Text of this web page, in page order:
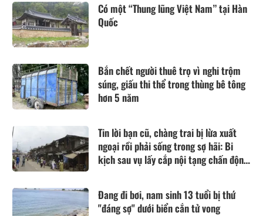
Có một “Thung lũng Việt Nam” tại Hàn
Quốc
Bắn chết người thuê trọ vì nghi trộm
súng, giấu thi thể trong thùng bê tông
hơn 5 năm
Tin lời bạn cũ, chàng trai bị lừa xuất
ngoại rồi phải sống trong sợ hãi: Bi
kịch sau vụ lấy cắp nội tạng chấn động
Đang đi bơi, nam sinh 13 tuổi bị thứ
"đáng sợ" dưới biển cắn tử vong